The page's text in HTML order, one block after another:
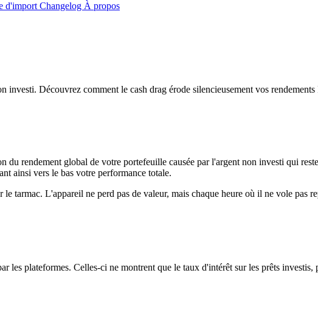
d'import Changelog À propos
investi. Découvrez comment le cash drag érode silencieusement vos
rendement global de votre portefeuille causée par l'argent non investi qui
ainsi vers le bas votre performance totale.
tarmac. L'appareil ne perd pas de valeur, mais chaque heure où il ne vole pas
les plateformes. Celles-ci ne montrent que le taux d'intérêt sur les prêts